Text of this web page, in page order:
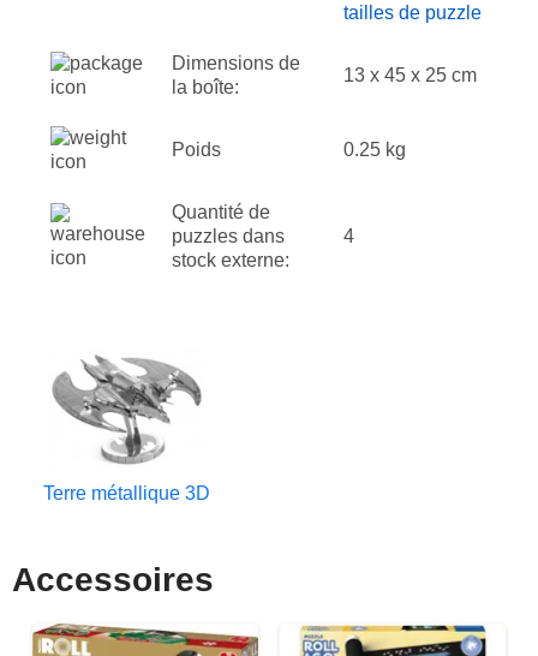
tailles de puzzle
Dimensions de
la boîte:
13 x 45 x 25 cm
Poids 0.25 kg
Quantité de
puzzles dans
stock externe:
4
Terre métallique 3D
Accessoires